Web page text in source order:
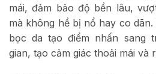
mái, đảm bảo độ bền lâu,
mà không hề bị nổ hay co
bọc da tạo điểm nhấn sang
gian, tạo cảm giác thoải mái và